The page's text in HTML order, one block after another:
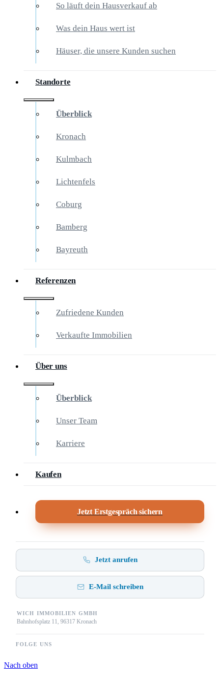
So läuft dein Hausverkauf ab
Was dein Haus wert ist
Häuser, die unsere Kunden suchen
Standorte
Überblick
Kronach
Kulmbach
Lichtenfels
Coburg
Bamberg
Bayreuth
Referenzen
Zufriedene Kunden
Verkaufte Immobilien
Über uns
Überblick
Unser Team
Karriere
Kaufen
Jetzt Erstgespräch sichern
Jetzt anrufen
E-Mail schreiben
WICH IMMOBILIEN GMBH
Bahnhofsplatz 11, 96317 Kronach
FOLGE UNS
Nach oben